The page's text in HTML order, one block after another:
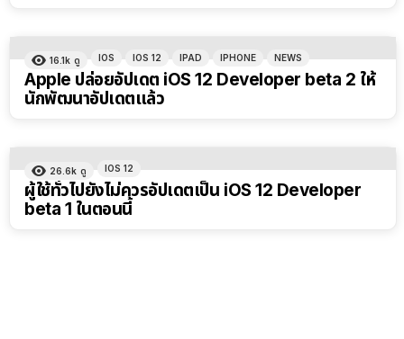
16.1k ดู IOS IOS 12 IPAD IPHONE NEWS
Apple ปล่อยอัปเดต iOS 12 Developer beta 2 ให้
นักพัฒนาอัปเดตแล้ว
26.6k ดู IOS 12
ผู้ใช้ทั่วไปยังไม่ควรอัปเดตเป็น iOS 12 Developer
beta 1 ในตอนนี้